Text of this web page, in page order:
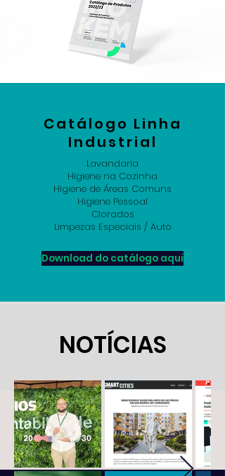
Catálogo Linha
Industrial
Lavandaria
Higiene na Cozinha
Higiene de Áreas Comuns
Higiene Pessoal
Clorados
Limpezas Especiais / Auto
Download do catálogo aqui
NOTÍCIAS